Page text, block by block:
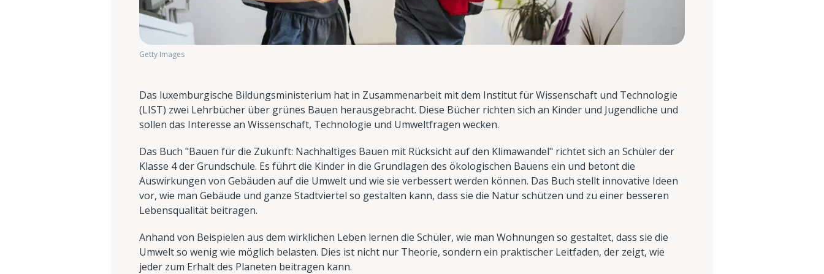
Getty Images
Das luxemburgische Bildungsministerium hat in Zusammenarbeit mit dem Institut für Wissenschaft und Technologie
(LIST) zwei Lehrbücher über grünes Bauen herausgebracht. Diese Bücher richten sich an Kinder und Jugendliche und
sollen das Interesse an Wissenschaft, Technologie und Umweltfragen wecken.
Das Buch "Bauen für die Zukunft: Nachhaltiges Bauen mit Rücksicht auf den Klimawandel" richtet sich an Schüler der
Klasse 4 der Grundschule. Es führt die Kinder in die Grundlagen des ökologischen Bauens ein und betont die
Auswirkungen von Gebäuden auf die Umwelt und wie sie verbessert werden können. Das Buch stellt innovative Ideen
vor, wie man Gebäude und ganze Stadtviertel so gestalten kann, dass sie die Natur schützen und zu einer besseren
Lebensqualität beitragen.
Anhand von Beispielen aus dem wirklichen Leben lernen die Schüler, wie man Wohnungen so gestaltet, dass sie die
Umwelt so wenig wie möglich belasten. Dies ist nicht nur Theorie, sondern ein praktischer Leitfaden, der zeigt, wie
jeder zum Erhalt des Planeten beitragen kann.